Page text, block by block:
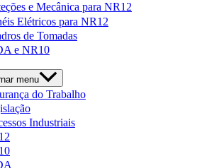
e Mecânica para NR12
Elétricos para NR12
de Tomadas
e NR10
menu
do Trabalho
Industriais